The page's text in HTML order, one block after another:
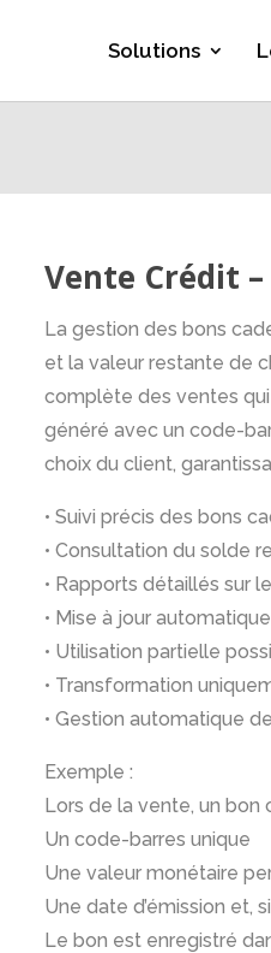
Solutions
Vente Crédit
La gestion des bons
et la valeur restante de
complète des ventes
généré avec un code-
choix du client,
• Suivi précis des bons
• Consultation du solde
• Rapports détaillés sur
• Mise à jour
• Utilisation partielle
• Transformation
• Gestion automatique
Exemple :
Lors de la vente, un bon
Un code-barres unique
Une valeur monétaire
Une date d’émission et,
Le bon est enregistré